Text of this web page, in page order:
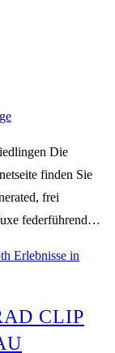
Die
finden Sie
frei
federführend…
Erlebnisse in
CLIP